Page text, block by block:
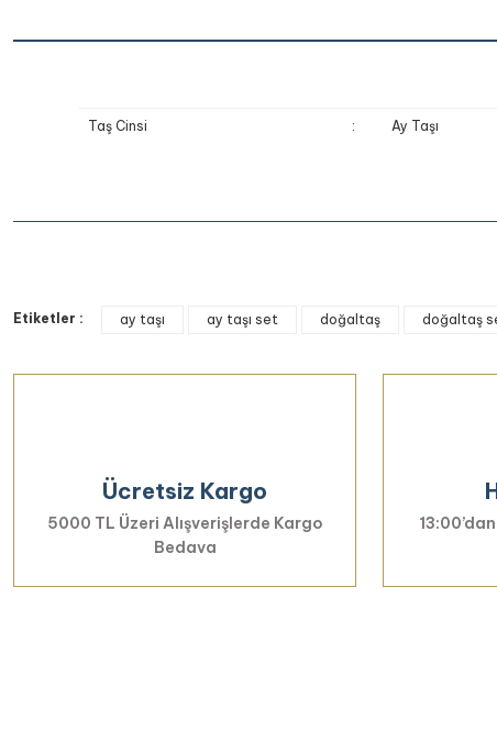
Taş Cinsi : Ay Taşı
Görüş ve önerileriniz için teşekkür ederiz.
Ürün resmi kalitesiz, bozuk veya görüntülenemiyor.
Bu ürüne benzer farklı alternatifler olmalı.
Etiketler : ay taşı ay taşı set doğaltaş doğaltaş
Ücretsiz Kargo
5000 TL Üzeri Alışverişlerde Kargo
Bedava